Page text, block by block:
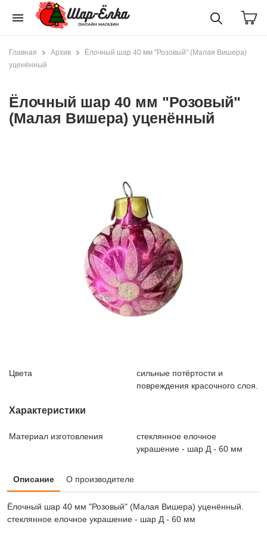
menu
Главная Архив
Ёлочный шар 40 мм "Розовый" (Малая Вишера)
уценённый
Ёлочный шар 40 мм "Розовый"
(Малая Вишера) уценённый
Цвета
сильные потёртости и
повреждения красочного слоя.
Характеристики
Материал изготовления
стеклянное елочное
украшение - шар Д - 60 мм
Описание О производителе
Ёлочный шар 40 мм "Розовый" (Малая Вишера) уценённый.
стеклянное елочное украшение - шар Д - 60 мм